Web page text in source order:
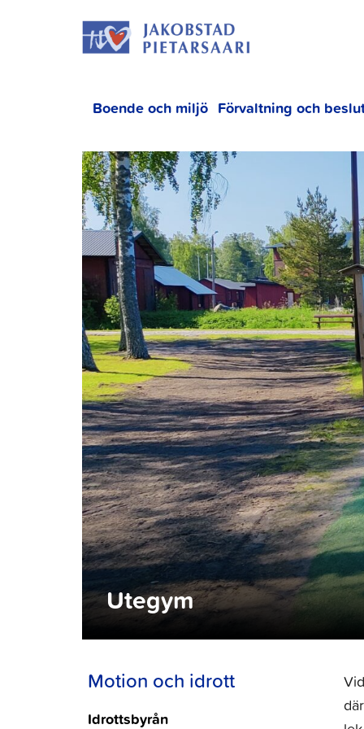
Boende och miljö Förvaltning och
Utegym
Motion och idrott
Idrottsbyrån